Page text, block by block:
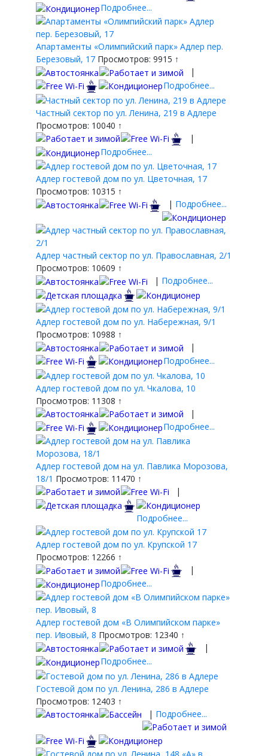
Подробнее...
Апартаменты «Олимпийский парк» Адлер пер.
Березовый, 17 Просмотров: 9915 ↑
|
Подробнее...
Частный сектор по ул. Ленина, 219 в Адлере
Просмотров: 10040 ↑
|
Подробнее...
Адлер гостевой дом по ул. Цветочная, 17
Просмотров: 10315 ↑
| Подробнее...
Адлер частный сектор по ул. Православная, 2/1
Просмотров: 10609 ↑
| Подробнее...
Адлер гостевой дом по ул. Набережная, 9/1
Просмотров: 10988 ↑
|
Подробнее...
Адлер гостевой дом по ул. Чкалова, 10
Просмотров: 11308 ↑
|
Подробнее...
Адлер гостевой дом на ул. Павлика Морозова,
18/1 Просмотров: 11470 ↑
|
Подробнее...
Адлер гостевой дом по ул. Крупской 17
Просмотров: 12266 ↑
|
Подробнее...
Адлер гостевой дом «В Олимпийском парке»
пер. Ивовый, 8 Просмотров: 12340 ↑
|
Подробнее...
Гостевой дом по ул. Ленина, 286 в Адлере
Просмотров: 12403 ↑
| Подробнее...